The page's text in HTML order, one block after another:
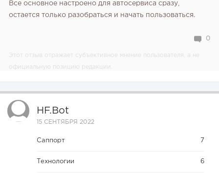
Все основное настроено для автосервиса сразу,
остается только разобраться и начать пользоваться.
0
Этот отзыв отражает субъективное мнение пользователя, а не
официальную позицию редакции.
HF.bot
15 СЕНТЯБРЯ 2022
Саппорт 7
Технологии 6